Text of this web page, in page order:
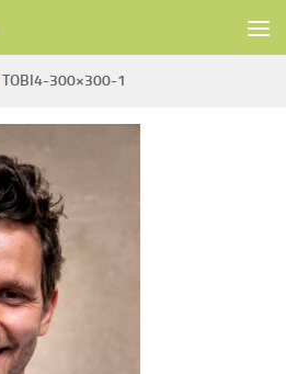
TOBI4-300×300-1